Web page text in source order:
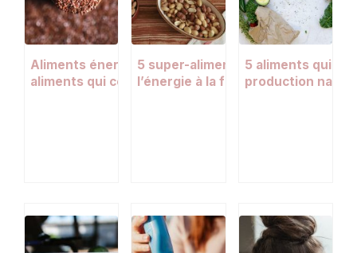
Aliments énergisants : les super-
aliments qui combattent la fatigue au
5 super-aliments pour retrouver
l’énergie à la fin de l’hiver
5 aliments qui
production